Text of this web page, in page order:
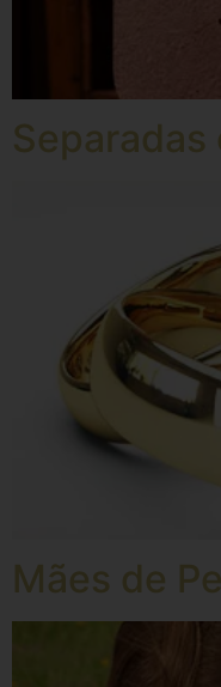
Separadas
Mães de